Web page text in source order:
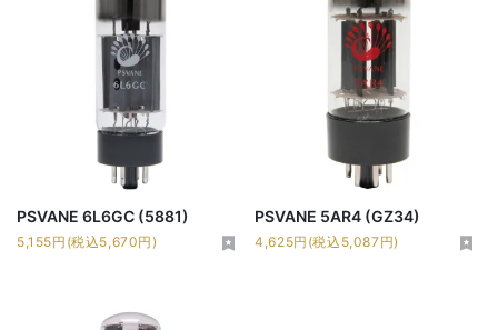
PSVANE 6L6GC (5881)
5,155円(税込5,670円)
PSVANE 5AR4 (GZ34)
4,625円(税込5,087円)